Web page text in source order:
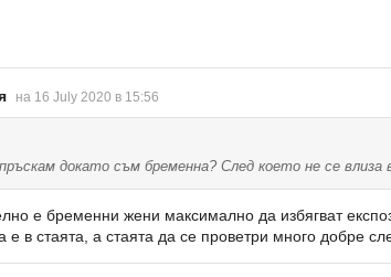
на 16 July 2020 в 15:56
докато съм бременна? След което не се влиза
е бременни жени максимално да избягват
в стаята, а стаята да се проветри много добре